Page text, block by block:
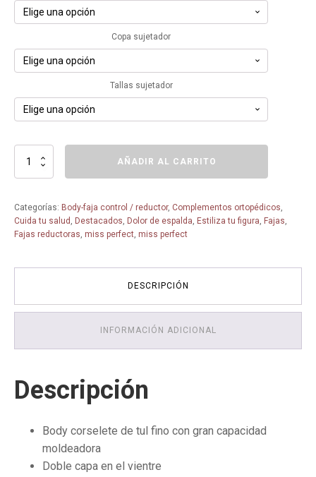
Copa sujetador
Tallas sujetador
Body
Tul
fino
MPD-
AÑADIR AL CARRITO
Categorías: Body-faja control / reductor, Complementos ortopédicos,
Cuida tu salud , Destacados, Dolor de espalda, Estiliza tu figura, Fajas,
Fajas reductoras, miss perfect, miss perfect
DESCRIPCIÓN
INFORMACIÓN ADICIONAL
Descripción
Body corselete de tul fino con gran capacidad
moldeadora
Doble capa en el vientre